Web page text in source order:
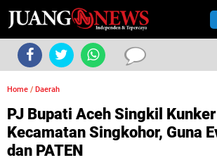
Home / Daerah
PJ Bupati Aceh Singkil
Kecamatan Singkohor, Guna
dan PATEN